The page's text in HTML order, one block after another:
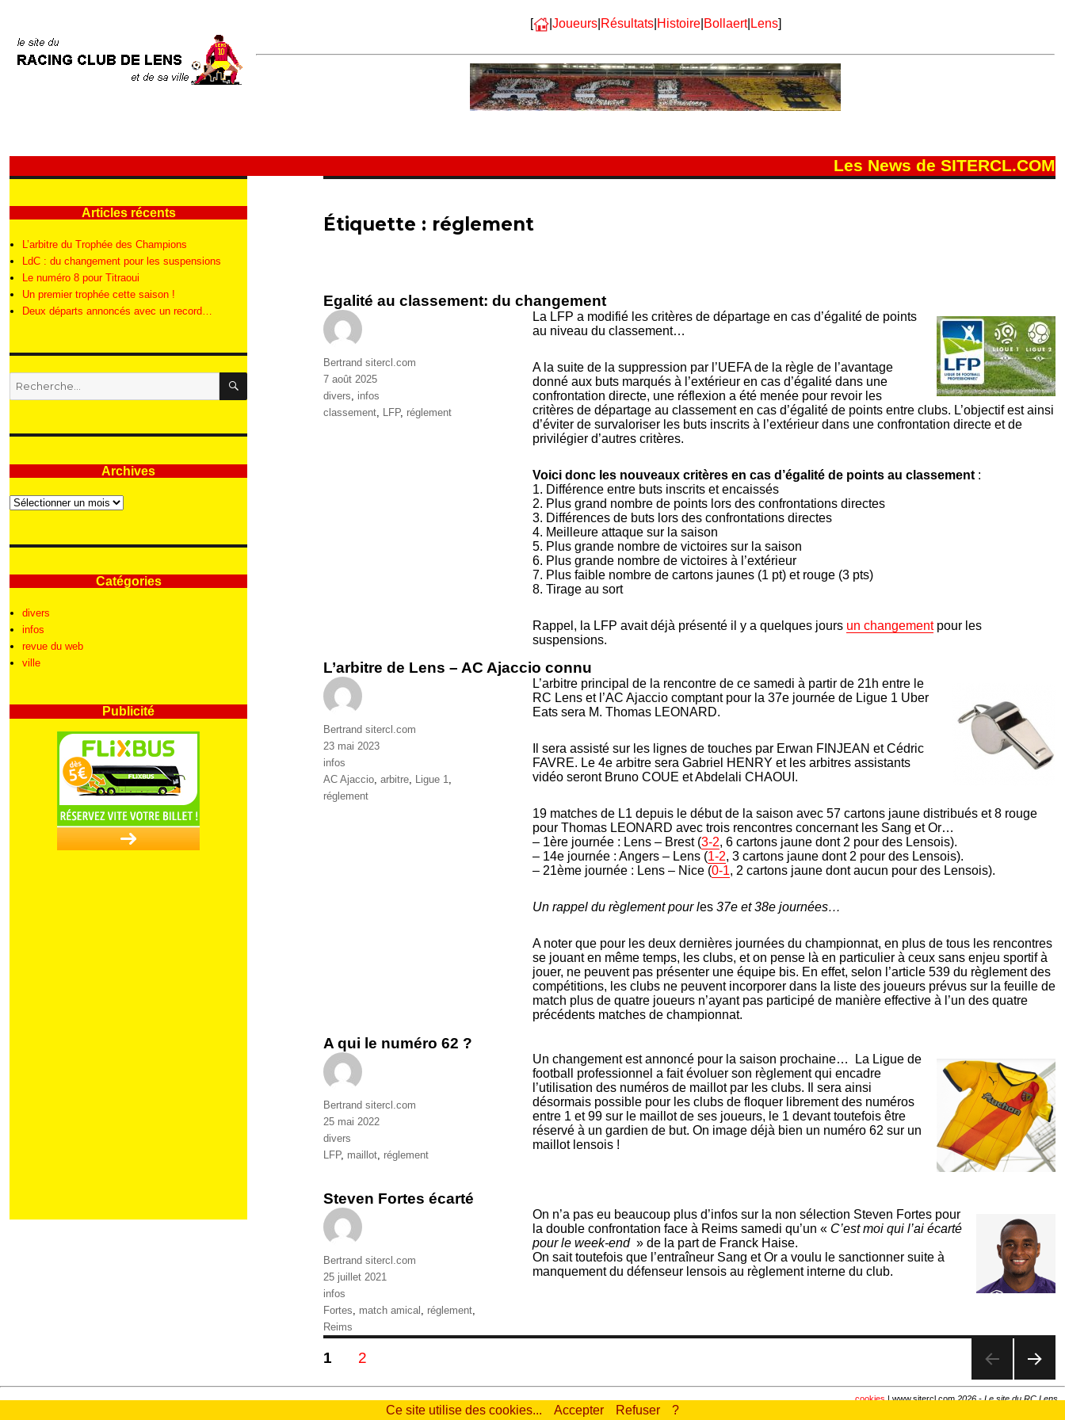
[ | Joueurs| Résultats| Histoire| Bollaert| Lens]
Les News de SITERCL.COM
Étiquette : réglement
Egalité au classement: du changement
La LFP a modifié les critères de départage en cas d’égalité de points
au niveau du classement…
A la suite de la suppression par l’UEFA de la règle de l’avantage
donné aux buts marqués à l’extérieur en cas d’égalité dans une
confrontation directe, une réflexion a été menée pour revoir les
critères de départage au classement en cas d’égalité de points entre clubs. L’objectif est ainsi
d’éviter de survaloriser les buts inscrits à l’extérieur dans une confrontation directe et de
privilégier d’autres critères.
Voici donc les nouveaux critères en cas d’égalité de points au classement :
1. Différence entre buts inscrits et encaissés
2. Plus grand nombre de points lors des confrontations directes
3. Différences de buts lors des confrontations directes
4. Meilleure attaque sur la saison
5. Plus grande nombre de victoires sur la saison
6. Plus grande nombre de victoires à l’extérieur
7. Plus faible nombre de cartons jaunes (1 pt) et rouge (3 pts)
8. Tirage au sort
Rappel, la LFP avait déjà présenté il y a quelques jours un changementpour les
suspensions.
Auteur
Bertrand sitercl.com
Publié
le
7 août 2025
Catégories
divers
infos
Étiquettes
classement LFP, réglement
L’arbitre de Lens – AC Ajaccio connu
L’arbitre principal de la rencontre de ce samedi à partir de 21h entre le
RC Lens et l’AC Ajaccio comptant pour la 37e journée de Ligue 1 Uber
Eats sera M. Thomas LEONARD.
Il sera assisté sur les lignes de touches par Erwan FINJEAN et Cédric
FAVRE. Le 4e arbitre sera Gabriel HENRY et les arbitres assistants
vidéo seront Bruno COUE et Abdelali CHAOUI.
19 matches de L1 depuis le début de la saison avec 57 cartons jaune distribués et 8 rouge
pour Thomas LEONARD avec trois rencontres concernant les Sang et Or…
– 1ère journée : Lens – Brest (3-2, 6 cartons jaune dont 2 pour des Lensois).
– 14e journée : Angers – Lens (1-2, 3 cartons jaune dont 2 pour des Lensois).
– 21ème journée : Lens – Nice (0-1, 2 cartons jaune dont aucun pour des Lensois).
Un rappel du règlement pour les 37e et 38e journées…
A noter que pour les deux dernières journées du championnat, en plus de tous les rencontres
se jouant en même temps, les clubs, et on pense là en particulier à ceux sans enjeu sportif à
jouer, ne peuvent pas présenter une équipe bis. En effet, selon l’article 539 du règlement des
compétitions, les clubs ne peuvent incorporer dans la liste des joueurs prévus sur la feuille de
match plus de quatre joueurs n’ayant pas participé de manière effective à l’un des quatre
précédents matches de championnat.
Auteur
Bertrand sitercl.com
Publié
le
23 mai 2023
Catégories
infos
Étiquettes
AC Ajaccio, arbitre, Ligue 1,
réglement
A qui le numéro 62 ?
Un changement est annoncé pour la saison prochaine… La Ligue de
football professionnel a fait évoluer son règlement qui encadre
l’utilisation des numéros de maillot par les clubs. Il sera ainsi
désormais possible pour les clubs de floquer librement des numéros
entre 1 et 99 sur le maillot de ses joueurs, le 1 devant toutefois être
réservé à un gardien de but. On image déjà bien un numéro 62 sur un
maillot lensois !
Auteur
Bertrand sitercl.com
Publié
le
25 mai 2022
Catégories
divers
Étiquettes
LFP, maillot réglement
Steven Fortes écarté
On n’a pas eu beaucoup plus d’infos sur la non sélection Steven Fortes pour
la double confrontation face à Reims samedi qu’un « C’est moi qui l’ai écarté
pour le week-end » de la part de Franck Haise.
On sait toutefois que l’entraîneur Sang et Or a voulu le sanctionner suite à
manquement du défenseur lensois au règlement interne du club.
Auteur
Bertrand sitercl.com
Publié
le
25 juillet 2021
Catégories
infos
Étiquettes
Fortes, match amical , réglement,
Reims
Pagination
publications
PAGE
1 PAGE
2
PAG
E
Articles récents
L’arbitre du Trophée des Champions
LdC : du changement pour les suspensions
Le numéro 8 pour Titraoui
Un premier trophée cette saison !
Deux départs annoncés avec un record…
Recherche
pour
RECHERCHE
Archives
Archives
Catégories
divers
infos
revue du web
ville
cookies| www.sitercl.com2026 - Le site du RC Lens...
Ce site utilise des cookies... Accepter Refuser ?